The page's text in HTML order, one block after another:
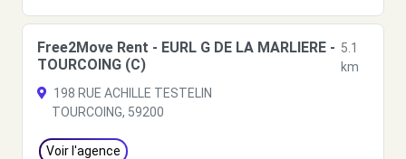
Free2Move Rent - EURL G DE LA MARLIERE -
TOURCOING (C)
5.1
km
198 RUE ACHILLE TESTELIN
TOURCOING, 59200
Voir l'agence